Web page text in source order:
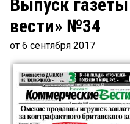
ЗАКОН
ПРОИСШЕСТВИЯ
СТИЛЬ ЖИЗНИ
Выпуск
вести» №34
от 6 сентября 2017